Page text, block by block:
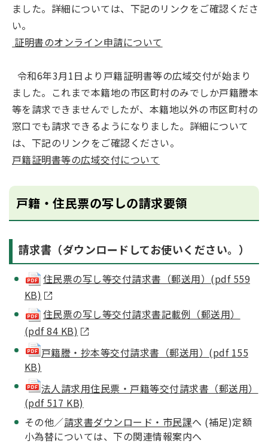
ました。詳細については、下記のリンクをご確認くださ
い。
証明書のオンライン申請について
令和6年3月1日より戸籍証明書等の広域交付が始まり
ました。これまで本籍地の市区町村のみでしか戸籍謄本
等を請求できませんでしたが、本籍地以外の市区町村の
窓口でも請求できるようになりました。詳細について
は、下記のリンクをご確認ください。
戸籍証明書等の広域交付について
戸籍・住民票の写しの請求要領
請求書（ダウンロードしてお使いください。）
住民票の写し等交付請求書（郵送用）(pdf 559
KB)
住民票の写し等交付請求書記載例（郵送用）
(pdf 84 KB)
戸籍謄・抄本等交付請求書（郵送用）(pdf 155
KB)
法人請求用住民票・戸籍等交付請求書（郵送用）
(pdf 517 KB)
その他／請求書ダウンロード・市民課へ (補足)定額
小為替については、下の関連情報案内へ